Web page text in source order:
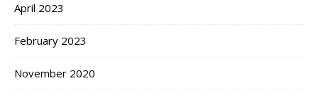
April 2023
February 2023
November 2020